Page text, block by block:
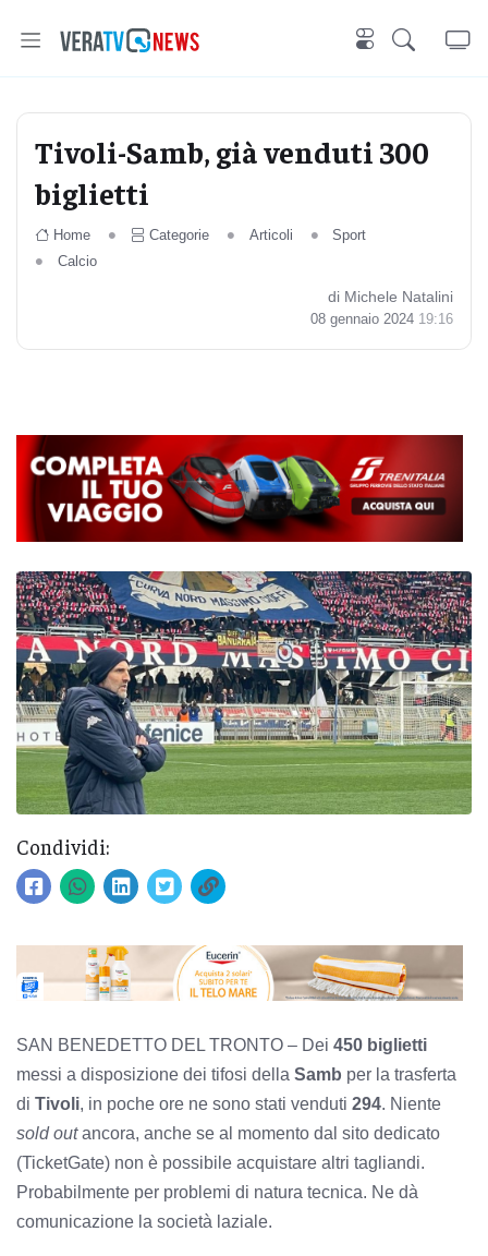
Tivoli-Samb, già venduti 300
biglietti
Home Categorie Articoli
Sport
Calcio
di Michele Natalini
08 gennaio 2024 19:16
Condividi:
SAN BENEDETTO DEL TRONTO – Dei 450 biglietti
messi a disposizione dei tifosi della Samb per la trasferta
di Tivoli, in poche ore ne sono stati venduti 294. Niente
sold outancora, anche se al momento dal sito dedicato
(TicketGate) non è possibile acquistare altri tagliandi.
Probabilmente per problemi di natura tecnica. Ne dà
comunicazione la società laziale.